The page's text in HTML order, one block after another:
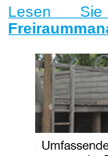
Lesen